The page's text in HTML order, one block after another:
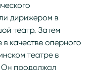
дирижером в
театр. Затем
качестве оперного
театре в
Он продолжал